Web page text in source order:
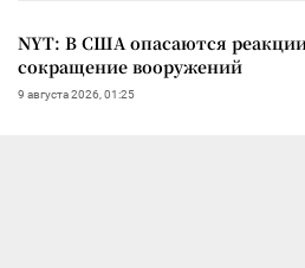
NYT: В США опасаются
сокращение вооружений
9 августа 2026, 01:25